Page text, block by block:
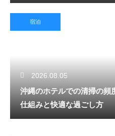
宿泊
2026.08.05
沖縄のホテルでの清掃の頻
仕組みと快適な過ごし方